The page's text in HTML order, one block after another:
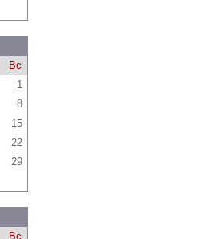
Вс
1
8
15
22
29
Вс